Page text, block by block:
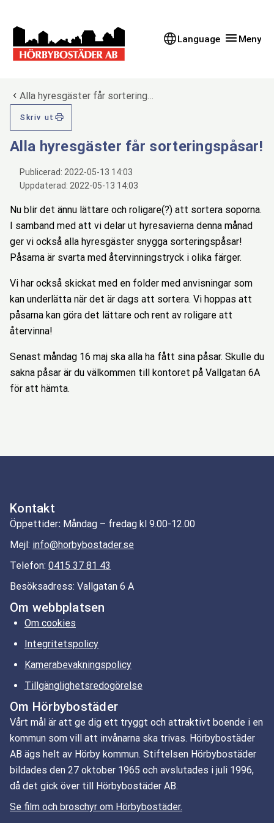
Language
Meny
Du är här:
Alla hyresgäster får sortering…
Skriv ut
Alla hyresgäster får sorteringspåsar!
Publicerad: 2022-05-13 14:03
Uppdaterad: 2022-05-13 14:03
Nu blir det ännu lättare och roligare(?) att sortera soporna.
I samband med att vi delar ut hyresavierna denna månad
ger vi också alla hyresgäster snygga sorteringspåsar!
Påsarna är svarta med återvinningstryck i olika färger.
Vi har också skickat med en folder med anvisningar som
kan underlätta när det är dags att sortera. Vi hoppas att
påsarna kan göra det lättare och rent av roligare att
återvinna!
Senast måndag 16 maj ska alla ha fått sina påsar. Skulle du
sakna påsar är du välkommen till kontoret på Vallgatan 6A
för att hämta.
Kontakt
Öppettider: Måndag – fredag kl 9.00-12.00
Mejl: info@horbybostader.se
Telefon: 0415 37 81 43
Besöksadress: Vallgatan 6 A
Om webbplatsen
Om cookies
Integritetspolicy
Kamerabevakningspolicy
Tillgänglighetsredogörelse
Om Hörbybostäder
Vårt mål är att ge dig ett tryggt och attraktivt boende i en
kommun som vill att invånarna ska trivas. Hörbybostäder
AB ägs helt av Hörby kommun. Stiftelsen Hörbybostäder
bildades den 27 oktober 1965 och avslutades i juli 1996,
då det gick över till Hörbybostäder AB.
Se film och broschyr om Hörbybostäder.